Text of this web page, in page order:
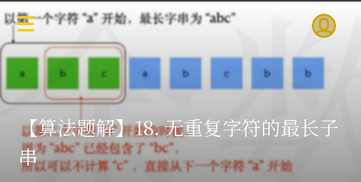
【算法题解】18. 无重复字符的最长子
串